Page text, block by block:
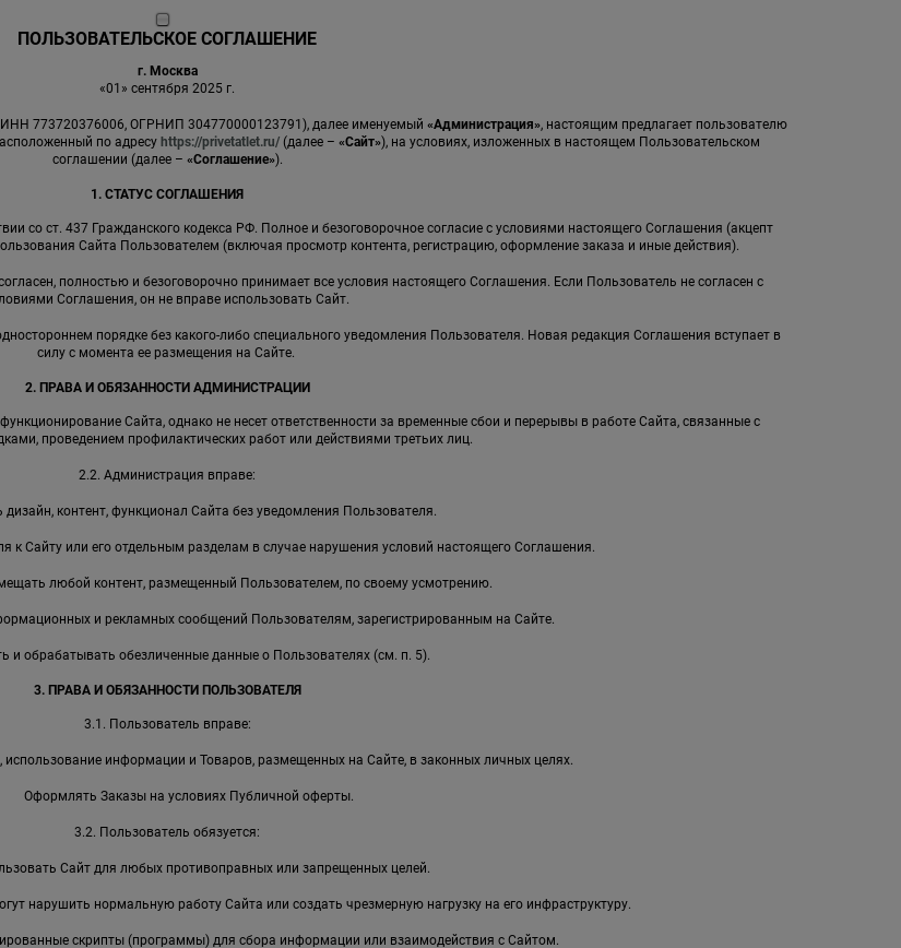
ПОЛЬЗОВАТЕЛЬСКОЕ СОГЛАШЕНИЕ
г. Москва
«01» сентября 2025 г.
773720376006, ОГРНИП 304770000123791), далее именуемый «Администрация», настоящим предлагает пользователю
по адресу https://privetatlet.ru/(далее – «Сайт»), на условиях, изложенных в настоящем Пользовательском
соглашении (далее – «Соглашение»).
1. СТАТУС СОГЛАШЕНИЯ
со ст. 437 Гражданского кодекса РФ. Полное и безоговорочное согласие с условиями настоящего Соглашения (акцепт
Сайта Пользователем (включая просмотр контента, регистрацию, оформление заказа и иные действия).
полностью и безоговорочно принимает все условия настоящего Соглашения. Если Пользователь не согласен с
Соглашения, он не вправе использовать Сайт.
порядке без какого-либо специального уведомления Пользователя. Новая редакция Соглашения вступает в
силу с момента ее размещения на Сайте.
2. ПРАВА И ОБЯЗАННОСТИ АДМИНИСТРАЦИИ
Сайта, однако не несет ответственности за временные сбои и перерывы в работе Сайта, связанные с
проведением профилактических работ или действиями третьих лиц.
2.2. Администрация вправе:
дизайн, контент, функционал Сайта без уведомления Пользователя.
к Сайту или его отдельным разделам в случае нарушения условий настоящего Соглашения.
любой контент, размещенный Пользователем, по своему усмотрению.
и рекламных сообщений Пользователям, зарегистрированным на Сайте.
и обрабатывать обезличенные данные о Пользователях (см. п. 5).
3. ПРАВА И ОБЯЗАННОСТИ ПОЛЬЗОВАТЕЛЯ
3.1. Пользователь вправе:
использование информации и Товаров, размещенных на Сайте, в законных личных целях.
Оформлять Заказы на условиях Публичной оферты.
3.2. Пользователь обязуется:
Сайт для любых противоправных или запрещенных целей.
нарушить нормальную работу Сайта или создать чрезмерную нагрузку на его инфраструктуру.
скрипты (программы) для сбора информации или взаимодействия с Сайтом.